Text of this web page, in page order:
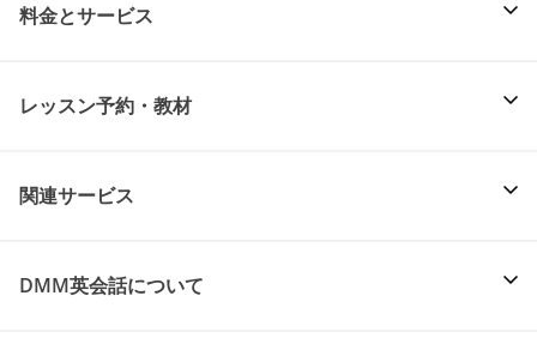
料金とサービス
レッスン予約・教材
関連サービス
DMM英会話について